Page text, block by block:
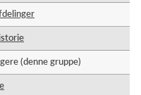
(denne gruppe)